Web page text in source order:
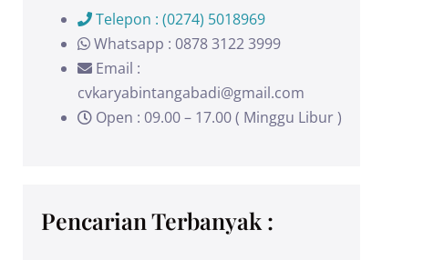
Telepon : (0274) 5018969
Whatsapp : 0878 3122 3999
Email :
cvkaryabintangabadi@gmail.com
Open : 09.00 – 17.00 ( Minggu Libur )
Pencarian Terbanyak :